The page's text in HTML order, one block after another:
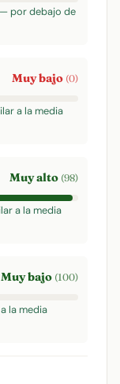
por debajo de
Muy bajo (0)
a la media
Muy alto (98)
a la media
Muy bajo (100)
la media